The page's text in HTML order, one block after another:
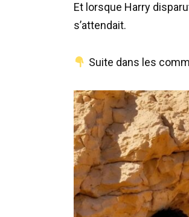
Et lorsque Harry
s’attendait.
Suite dans les